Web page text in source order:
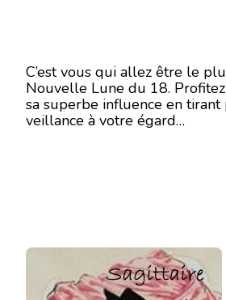
C’est vous qui allez être le
Nouvelle Lune du 18.
sa superbe influence en
veillance à votre égard…